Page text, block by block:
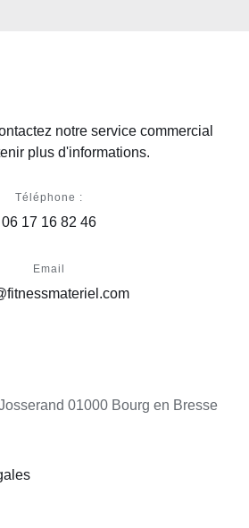
notre service commercial
plus d'informations.
Téléphone :
06 17 16 82 46
Email
01000 Bourg en Bresse